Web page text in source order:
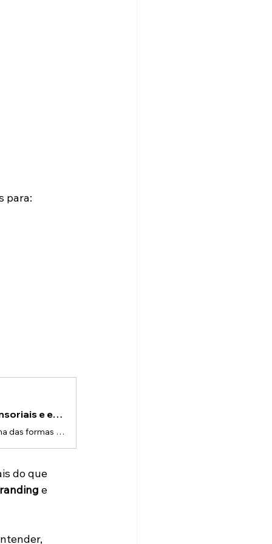
para:
Salas imersivas: como a tecnologia redefine experiências sensoriais e emocionais
As salas imersivas deixaram de ser apenas tendência para se tornarem uma das formas mais modernas e poderosas de transmitir mensagens, contar histórias e envolver o público. Ao combinar tecnologia, design e narrativa, esse formato cria experiências que não apenas são vistas, mas sentidas — e isso muda completamente o impacto final.Seja em eventos corporativos, lançamentos de produtos, ativações de marca, museus ou experiências artísticas, as salas imersivas conquistaram espaço porque entregam al
do que
e